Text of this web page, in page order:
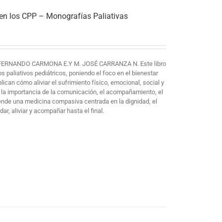
los CPP – Monografías Paliativas
CARMONA E.Y M. JOSÉ CARRANZA N. Este libro
paliativos pediátricos, poniendo el foco en el bienestar
cómo aliviar el sufrimiento físico, emocional, social y
importancia de la comunicación, el acompañamiento, el
una medicina compasiva centrada en la dignidad, el
aliviar y acompañar hasta el final.